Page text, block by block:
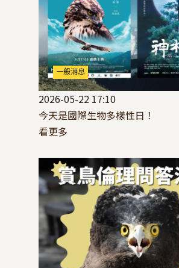
一般消息
2026-05-22 17:10
今天是國際生物多樣性日！
看更多